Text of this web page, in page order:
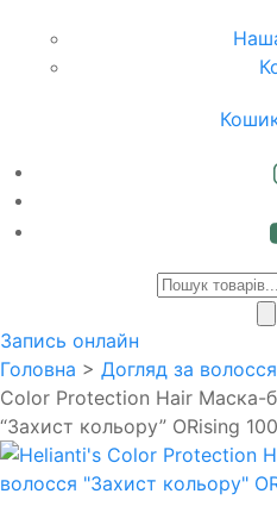
Products
Запись онлайн
Головна > Догляд за
Color Protection Hair Маска-
“Захист кольору” ORising